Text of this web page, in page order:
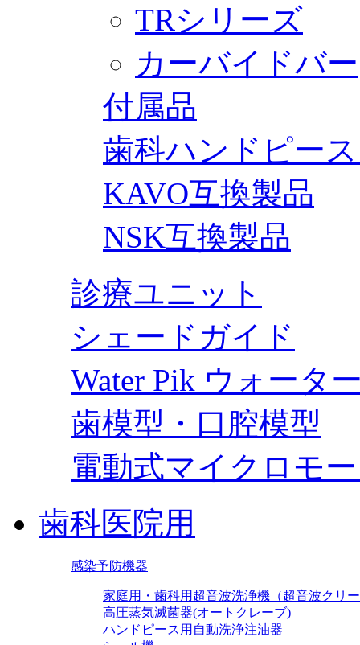
TRシリーズ
カーバイドバー
付属品
歯科ハンドピー
KAVO互換製品
NSK互換製品
診療ユニット
シェードガイド
Water Pik ウォータ
歯模型・口腔模型
電動式マイクロモ
歯科医院用
感染予防機器
家庭用・歯科用超音波洗浄機（超音波クリ
高圧蒸気滅菌器(オートクレーブ)
ハンドピース用自動洗浄注油器